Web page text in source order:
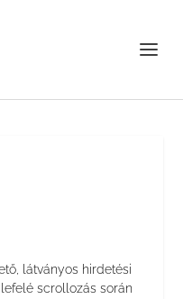
látványos hirdetési
scrollozás során